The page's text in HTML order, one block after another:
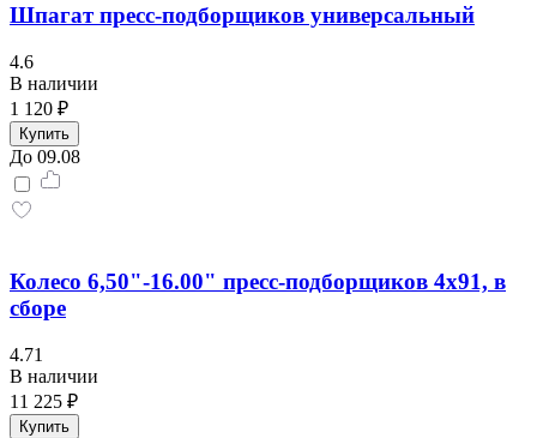
Шпагат пресс-подборщиков универсальный
4.6
В наличии
1 120 ₽
Купить
До 09.08
Колесо 6,50"-16.00" пресс-подборщиков 4х91, в
сборе
4.71
В наличии
11 225 ₽
Купить